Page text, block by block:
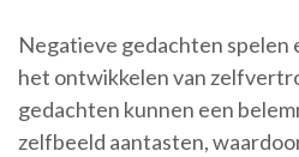
Negatieve gedachten spelen
het ontwikkelen van
gedachten kunnen een
zelfbeeld aantasten,